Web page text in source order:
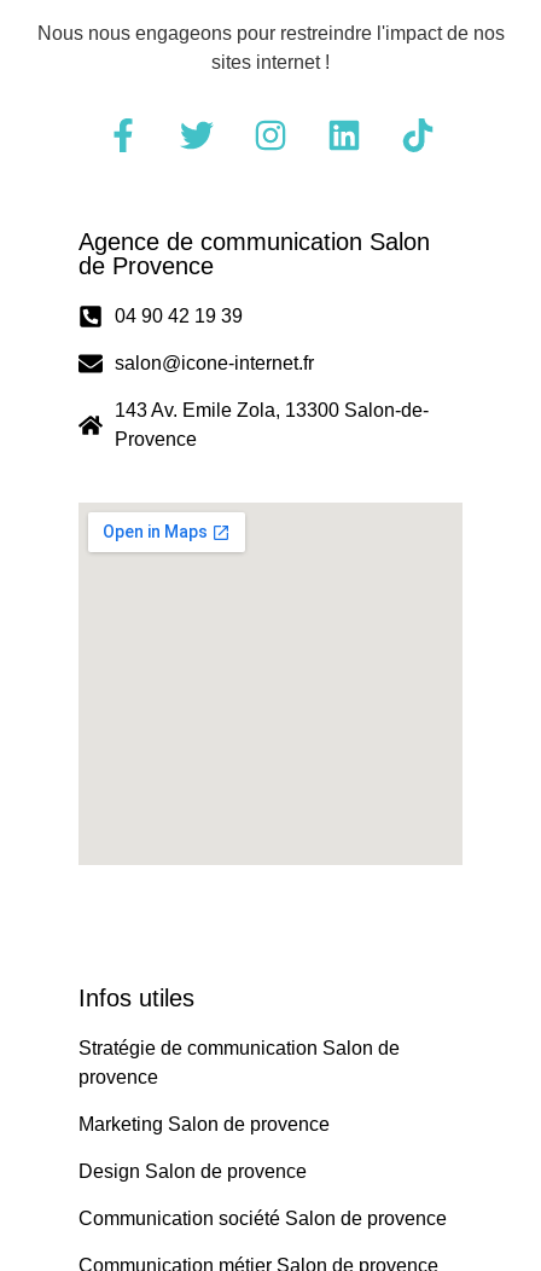
Nous nous engageons pour restreindre l'impact de nos
sites internet !
Agence de communication Salon
de Provence
04 90 42 19 39
salon@icone-internet.fr
143 Av. Emile Zola, 13300 Salon-de-
Provence
Infos utiles
Stratégie de communication Salon de
provence
Marketing Salon de provence
Design Salon de provence
Communication société Salon de provence
Communication métier Salon de provence